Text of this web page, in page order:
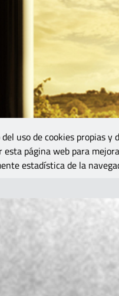
uso de cookies propias y
esta página web para
estadística de la